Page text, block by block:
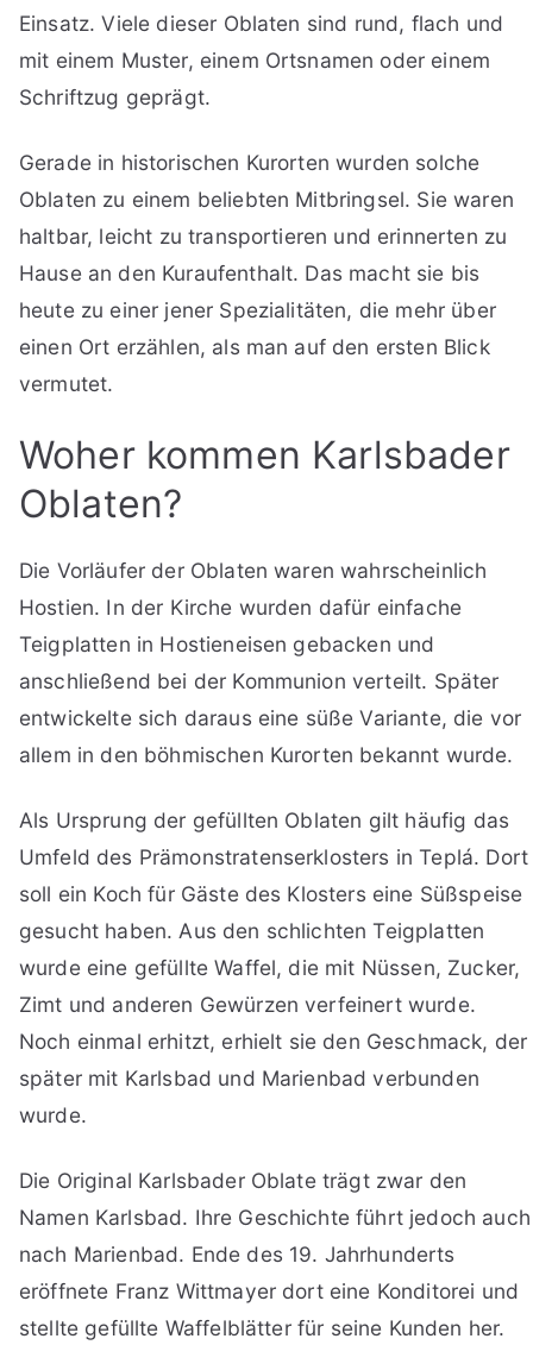
Einsatz. Viele dieser Oblaten sind rund, flach und
mit einem Muster, einem Ortsnamen oder einem
Schriftzug geprägt.
Gerade in historischen Kurorten wurden solche
Oblaten zu einem beliebten Mitbringsel. Sie waren
haltbar, leicht zu transportieren und erinnerten zu
Hause an den Kuraufenthalt. Das macht sie bis
heute zu einer jener Spezialitäten, die mehr über
einen Ort erzählen, als man auf den ersten Blick
vermutet.
Woher kommen Karlsbader
Oblaten?
Die Vorläufer der Oblaten waren wahrscheinlich
Hostien. In der Kirche wurden dafür einfache
Teigplatten in Hostieneisen gebacken und
anschließend bei der Kommunion verteilt. Später
entwickelte sich daraus eine süße Variante, die vor
allem in den böhmischen Kurorten bekannt wurde.
Als Ursprung der gefüllten Oblaten gilt häufig das
Umfeld des Prämonstratenserklosters in Teplá. Dort
soll ein Koch für Gäste des Klosters eine Süßspeise
gesucht haben. Aus den schlichten Teigplatten
wurde eine gefüllte Waffel, die mit Nüssen, Zucker,
Zimt und anderen Gewürzen verfeinert wurde.
Noch einmal erhitzt, erhielt sie den Geschmack, der
später mit Karlsbad und Marienbad verbunden
wurde.
Die Original Karlsbader Oblate trägt zwar den
Namen Karlsbad. Ihre Geschichte führt jedoch auch
nach Marienbad. Ende des 19. Jahrhunderts
eröffnete Franz Wittmayer dort eine Konditorei und
stellte gefüllte Waffelblätter für seine Kunden her.